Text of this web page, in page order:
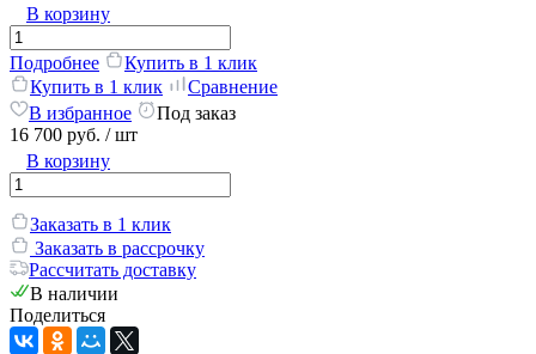
В корзину
Подробнее
Купить в 1 клик
Купить в 1 клик
Сравнение
В избранное
Под заказ
16 700 руб. / шт
В корзину
Заказать в 1 клик
Заказать в рассрочку
Рассчитать доставку
В наличии
Поделиться